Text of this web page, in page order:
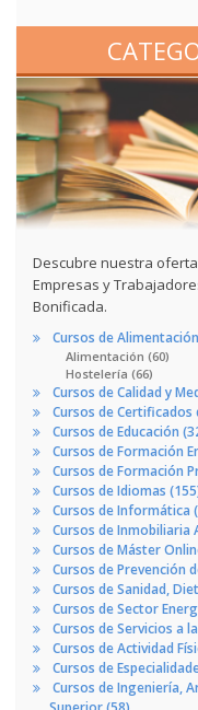
Descubre nuestra
Empresas y
Bonificada.
Cursos de
Alimentación (60)
Hostelería (66)
Cursos de Calidad y
Cursos de
Cursos de Educación
Cursos de Formación
Cursos de Formación
Cursos de Idiomas
Cursos de Informática
Cursos de
Cursos de Máster
Cursos de Prevención
Cursos de Sanidad,
Cursos de Sector
Cursos de Servicios a
Cursos de Actividad
Cursos de
Cursos de Ingeniería,